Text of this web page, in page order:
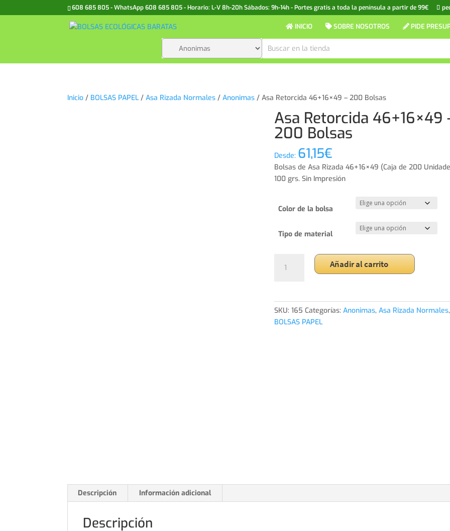
608 685 805 - WhatsApp 608 685 805 - Horario: L-V 8h-20h Sábados: 9h-14h - Portes gratis a toda la península a partir de 99€
INICIO SOBRE NOSOTROS PIDE
Inicio / BOLSAS PAPEL /Asa Rizada Normales /Anonimas / Asa Retorcida 46+16×49 – 200 Bolsas
Asa Retorcida 46+16×49
200 Bolsas
Desde: 61,15€
Bolsas de Asa Rizada 46+16×49 (Caja de 200
100 grs. Sin Impresión
Color de la bolsa
Tipo de material
Retorcida
200
Bolsas
Añadir al carrito
SKU:165 Categorías:Anonimas,Asa Rizada Normales,
BOLSAS PAPEL
Descripción Información adicional
Descripción